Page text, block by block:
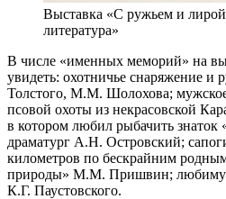
Выставка «С ружьем и
литература»
В числе «именных меморий» на
увидеть: охотничье снаряжение
Толстого, М.М. Шолохова; мужское
псовой охоты из некрасовской
в котором любил рыбачить знаток
драматург А.Н. Островский;
километров по бескрайним
природы» М.М. Пришвин; любимую
К.Г. Паустовского.